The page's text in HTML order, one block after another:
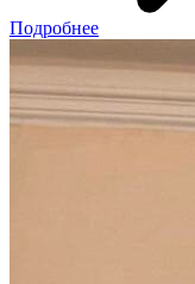
Подробнее